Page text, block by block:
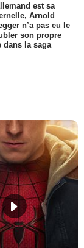
est sa
Arnold
n’a pas eu le
son propre
dans la saga